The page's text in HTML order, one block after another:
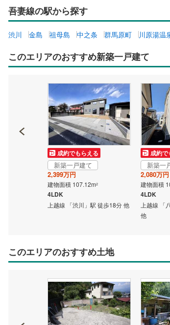
吾妻線の駅から探す
渋川 金島 祖母島 中之条 群馬原町 川原湯温
このエリアのおすすめ新築一戸建て
成約でもらえる
新築一戸建て
2,399万円
建物面積 107.12m2
4LDK
上越線 「渋川」駅 徒歩18分 他
成約で
新築一
2,080万円
建物面積
4LDK
上越線 「
他
このエリアのおすすめ土地